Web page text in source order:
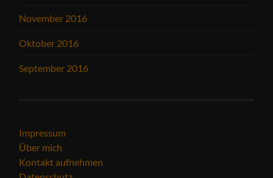
November 2016
Oktober 2016
September 2016
Impressum
Über mich
Kontakt aufnehmen